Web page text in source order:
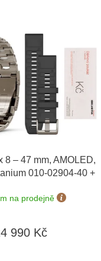
8 – 47 mm, AMOLED,
010-02904-40 +
Kč + Topo Czech PRO
na prodejně
990 Kč